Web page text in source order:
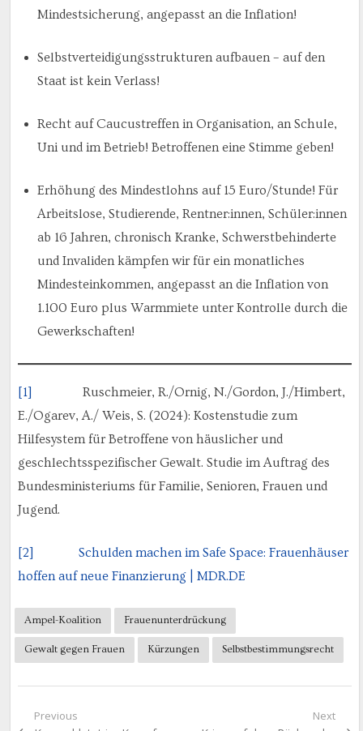
Mindestsicherung, angepasst an die Inflation!
Selbstverteidigungsstrukturen aufbauen – auf den
Staat ist kein Verlass!
Recht auf Caucustreffen in Organisation, an Schule,
Uni und im Betrieb! Betroffenen eine Stimme geben!
Erhöhung des Mindestlohns auf 15 Euro/Stunde! Für
Arbeitslose, Studierende, Rentner:innen, Schüler:innen
ab 16 Jahren, chronisch Kranke, Schwerstbehinderte
und Invaliden kämpfen wir für ein monatliches
Mindesteinkommen, angepasst an die Inflation von
1.100 Euro plus Warmmiete unter Kontrolle durch die
Gewerkschaften!
[1]
Ruschmeier, R./Ornig, N./Gordon, J./Himbert,
E./Ogarev, A./ Weis, S. (2024): Kostenstudie zum
Hilfesystem für Betroffene von häuslicher und
geschlechtsspezifischer Gewalt. Studie im Auftrag des
Bundesministeriums für Familie, Senioren, Frauen und
Jugend.
[2]
Schulden machen im Safe Space: Frauenhäuser
hoffen auf neue Finanzierung | MDR.DE
Ampel-Koalition Frauenunterdrückung
Gewalt gegen Frauen Kürzungen Selbstbestimmungsrecht
Beitragsnavigation
Previous Next